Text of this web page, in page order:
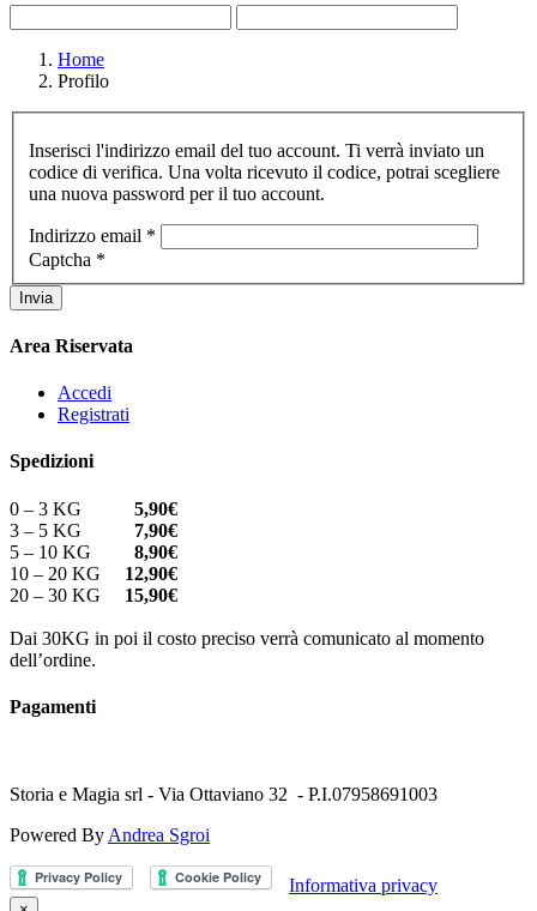
Home
Profilo
Inserisci l'indirizzo email del tuo account. Ti verrà inviato un
codice di verifica. Una volta ricevuto il codice, potrai scegliere
una nuova password per il tuo account.
Indirizzo email *
Captcha *
Invia
Area Riservata
Accedi
Registrati
Spedizioni
0 – 3 KG 5,90€
3 – 5 KG 7,90€
5 – 10 KG 8,90€
10 – 20 KG 12,90€
20 – 30 KG 15,90€
Dai 30KG in poi il costo preciso verrà comunicato al momento
dell’ordine.
Pagamenti
Storia e Magia srl - Via Ottaviano 32 - P.I.07958691003
Powered By Andrea Sgroi
Informativa privacy